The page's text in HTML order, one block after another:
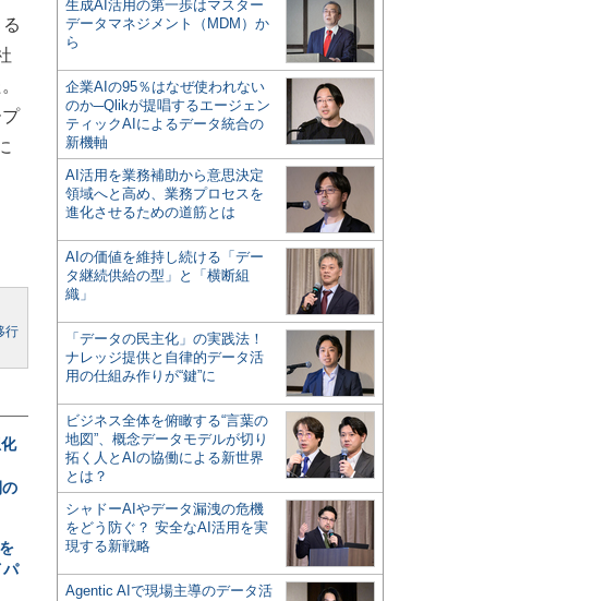
行
パ
生成AI活用の第一歩はマスター
データマネジメント（MDM）か
ら
企業AIの95％はなぜ使われない
のか─Qlikが提唱するエージェン
ティックAIによるデータ統合の
新機軸
AI活用を業務補助から意思決定
領域へと高め、業務プロセスを
進化させるための道筋とは
AIの価値を維持し続ける「デー
タ継続供給の型」と「横断組
織」
「データの民主化」の実践法！
ナレッジ提供と自律的データ活
用の仕組み作りが“鍵”に
ビジネス全体を俯瞰する“言葉の
地図”、概念データモデルが切り
拓く人とAIの協働による新世界
とは？
シャドーAIやデータ漏洩の危機
をどう防ぐ？ 安全なAI活用を実
現する新戦略
Agentic AIで現場主導のデータ活